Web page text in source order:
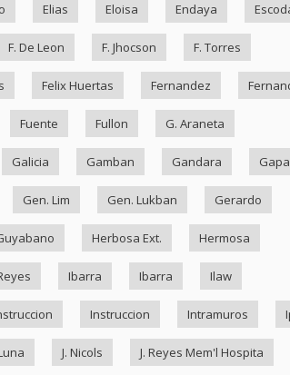
Elias Eloisa Endaya
F. De Leon F. Jhocson F. Torres
Felix Huertas Fernandez
Fuente Fullon G. Araneta
Galicia Gamban Gandara
Gen. Lim Gen. Lukban Gerardo
Herbosa Ext. Hermosa
Ibarra Ibarra Ilaw
Instruccion Intramuros
J. Nicols J. Reyes Mem'l Hospita